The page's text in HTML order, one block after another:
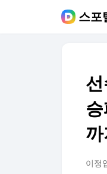
스포
이정